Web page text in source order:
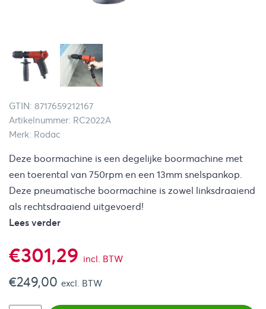
GTIN: 8717659212167
Artikelnummer: RC2022A
Merk: Rodac
Deze boormachine is een degelijke boormachine met
een toerental van 750rpm en een 13mm snelspankop.
Deze pneumatische boormachine is zowel linksdraaiend
als rechtsdraaiend uitgevoerd!
Lees verder
€301,29 incl. BTW
€249,00 excl. BTW